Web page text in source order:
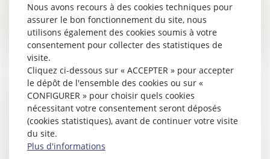
Lire la suite
DISPOSITIF D'ACTIVITÉ PARTIELLE DE
LONGUE DURÉE REBOND
Droit des sociétés
Le décret n° 2025-338 du 14 avril 2025 précise les
Nous avons recours à des cookies techniques pour
assurer le bon fonctionnement du site, nous
utilisons également des cookies soumis à votre
consentement pour collecter des statistiques de
visite.
Cliquez ci-dessous sur « ACCEPTER » pour accepter
le dépôt de l'ensemble des cookies ou sur «
CONFIGURER » pour choisir quels cookies
nécessitant votre consentement seront déposés
(cookies statistiques), avant de continuer votre visite
du site.
Plus d'informations